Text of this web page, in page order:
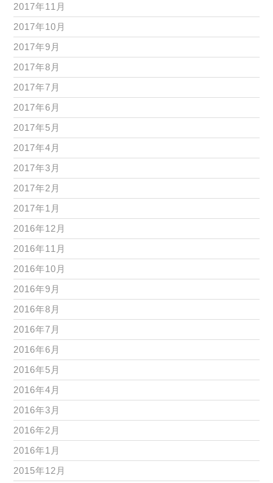
2017年11月
2017年10月
2017年9月
2017年8月
2017年7月
2017年6月
2017年5月
2017年4月
2017年3月
2017年2月
2017年1月
2016年12月
2016年11月
2016年10月
2016年9月
2016年8月
2016年7月
2016年6月
2016年5月
2016年4月
2016年3月
2016年2月
2016年1月
2015年12月